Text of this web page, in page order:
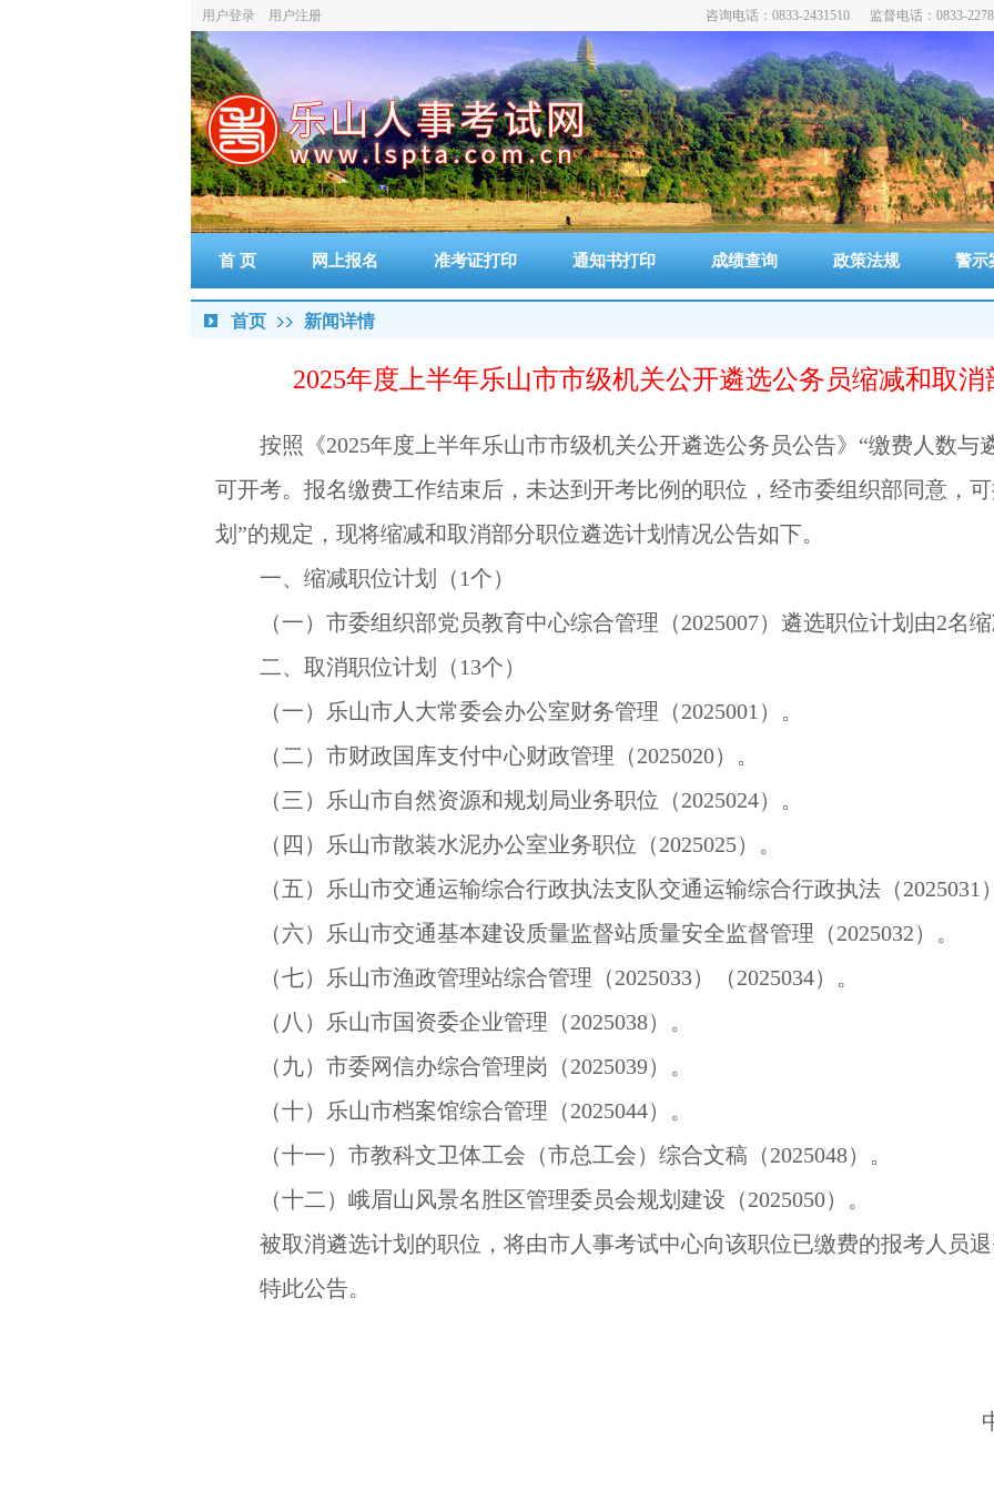
用户登录 用户注册 咨询电话：0833-2431510 监督电话：0833-
首 页 网上报名 准考证打印 通知书打印 成绩查询 政策法规 警示
首页 新闻详情
2025年度上半年乐山市市级机关公开遴选公务员缩减和取
按照《2025年度上半年乐山市市级机关公开遴选公务员公告》“缴费人数与
可开考。报名缴费工作结束后，未达到开考比例的职位，经市委组织部同意，
划”的规定，现将缩减和取消部分职位遴选计划情况公告如下。
一、缩减职位计划（1个）
（一）市委组织部党员教育中心综合管理（2025007）遴选职位计划由2名缩
二、取消职位计划（13个）
（一）乐山市人大常委会办公室财务管理（2025001）。
（二）市财政国库支付中心财政管理（2025020）。
（三）乐山市自然资源和规划局业务职位（2025024）。
（四）乐山市散装水泥办公室业务职位（2025025）。
（五）乐山市交通运输综合行政执法支队交通运输综合行政执法（2025031
（六）乐山市交通基本建设质量监督站质量安全监督管理（2025032）。
（七）乐山市渔政管理站综合管理（2025033）（2025034）。
（八）乐山市国资委企业管理（2025038）。
（九）市委网信办综合管理岗（2025039）。
（十）乐山市档案馆综合管理（2025044）。
（十一）市教科文卫体工会（市总工会）综合文稿（2025048）。
（十二）峨眉山风景名胜区管理委员会规划建设（2025050）。
被取消遴选计划的职位，将由市人事考试中心向该职位已缴费的报考人员退
特此公告。